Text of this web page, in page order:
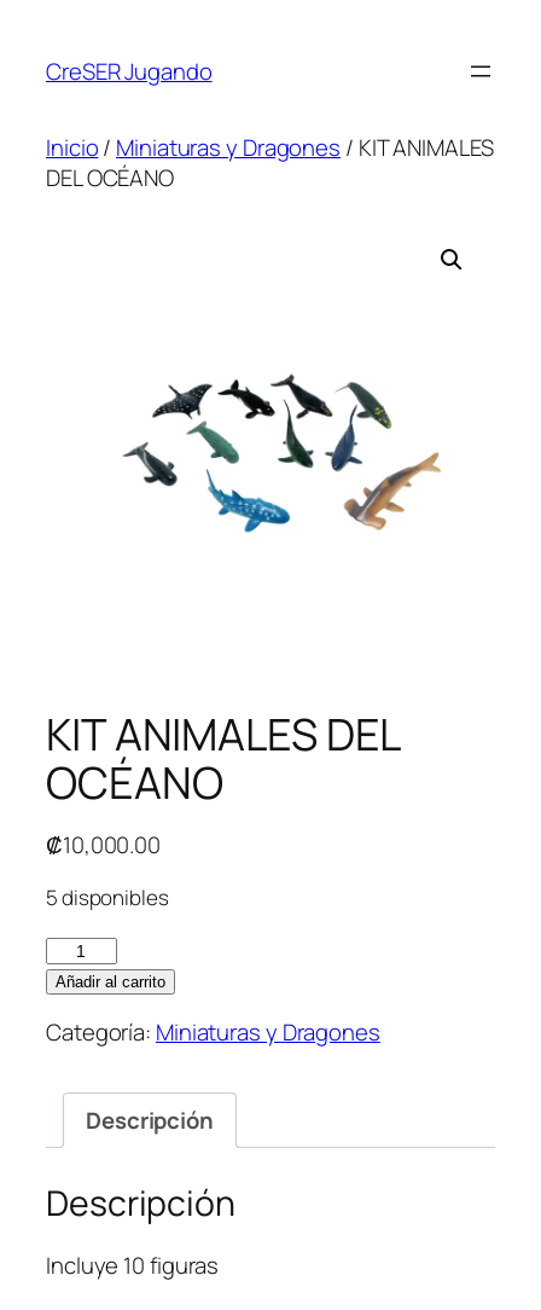
CreSER Jugando
Inicio/ Miniaturas y Dragones / KIT ANIMALES
DEL OCÉANO
KIT ANIMALES DEL
OCÉANO
₡10,000.00
5 disponibles
Añadir al carrito
Categoría: Miniaturas y Dragones
Descripción
Descripción
Incluye 10 figuras